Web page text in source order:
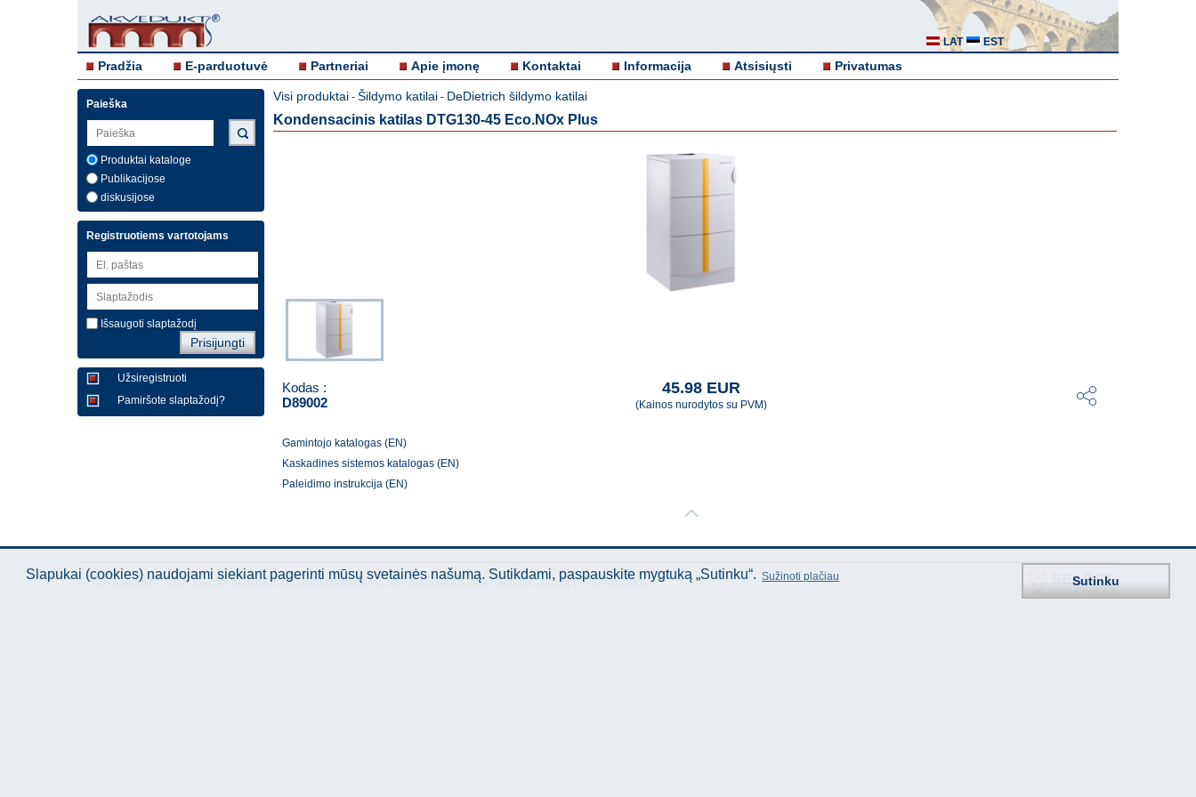
LAT EST
Pradžia E-parduotuvė Partneriai Apie įmonę Kontaktai Informacija Atsisiųsti Privatumas
Paieška
Produktai kataloge
Publikacijose
diskusijose
Registruotiems vartotojams
Išsaugoti slaptažodį
Užsiregistruoti
Pamiršote slaptažodį?
Visi produktai - Šildymo katilai - DeDietrich šildymo katilai
Kondensacinis katilas DTG130-45 Eco.NOx Plus
Kodas :
D89002
45.98 EUR
(Kainos nurodytos su PVM)
Gamintojo katalogas (EN)
Kaskadines sistemos katalogas (EN)
Paleidimo instrukcija (EN)
© "AS Akvedukts" 2026. Dalinai ar pilnai naudojant duomenis iš šios svetainės būtina naudoti nuorodą Į "AS Akvedukts"!
Slapukai (cookies) naudojami siekiant pagerinti mūsų svetainės našumą. Sutikdami, paspauskite mygtuką „Sutinku“. Sužinoti plačiau Sutinku